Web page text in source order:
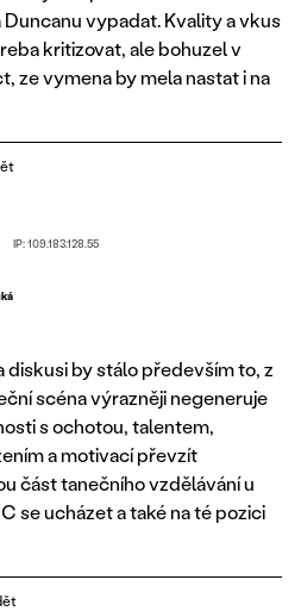
vypadat. Kvality a vkus
kritizovat, ale bohuzel v
ze vymena by mela nastat i na
IP: 109.183.128.55
diskusi by stálo především to, z
scéna výrazněji negeneruje
s ochotou, talentem,
a motivací převzít
část tanečního vzdělávání u
se ucházet a také na té pozici